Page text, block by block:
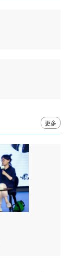
更多